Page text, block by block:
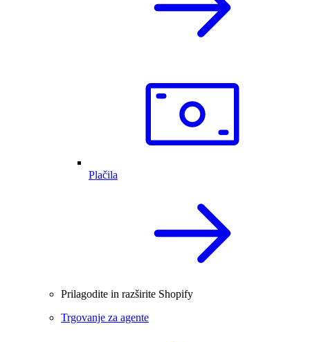
Plačila
Prilagodite in razširite Shopify
Trgovanje za agente